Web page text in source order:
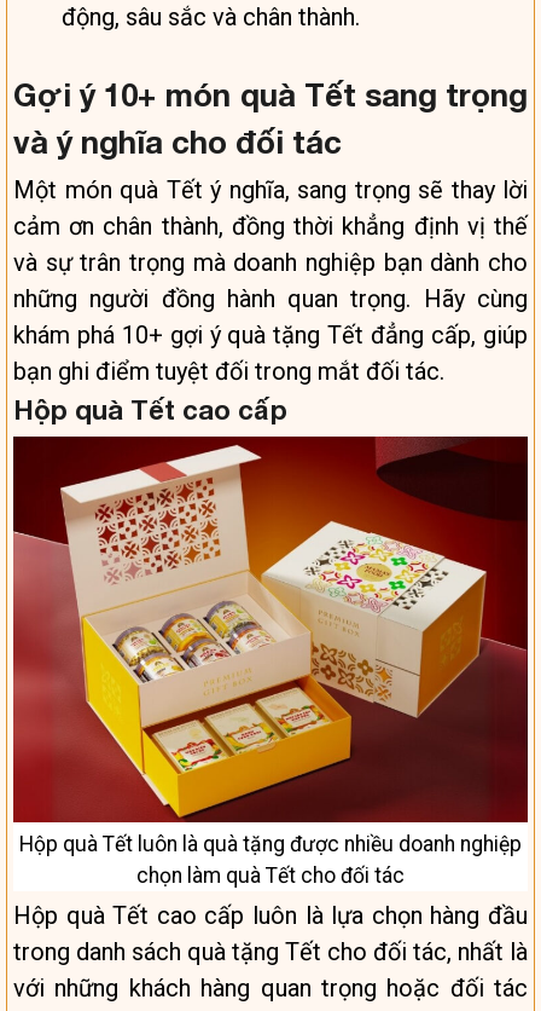
động, sâu sắc và chân thành.
Gợi ý 10+ món quà Tết sang trọng
và ý nghĩa cho đối tác
Một món quà Tết ý nghĩa, sang trọng sẽ thay lời
cảm ơn chân thành, đồng thời khẳng định vị thế
và sự trân trọng mà doanh nghiệp bạn dành cho
những người đồng hành quan trọng. Hãy cùng
khám phá 10+ gợi ý quà tặng Tết đẳng cấp, giúp
bạn ghi điểm tuyệt đối trong mắt đối tác.
Hộp quà Tết cao cấp
Hộp quà Tết luôn là quà tặng được nhiều doanh nghiệp
chọn làm quà Tết cho đối tác
Hộp quà Tết cao cấp luôn là lựa chọn hàng đầu
trong danh sách quà tặng Tết cho đối tác, nhất là
với những khách hàng quan trọng hoặc đối tác